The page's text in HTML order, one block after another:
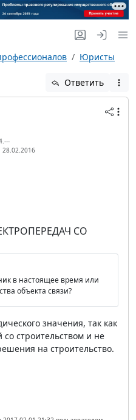
Юристы
Ответить
28.02.2016
СО
в настоящее время или
объекта связи?
значения, так как
строительством и не
на строительство.